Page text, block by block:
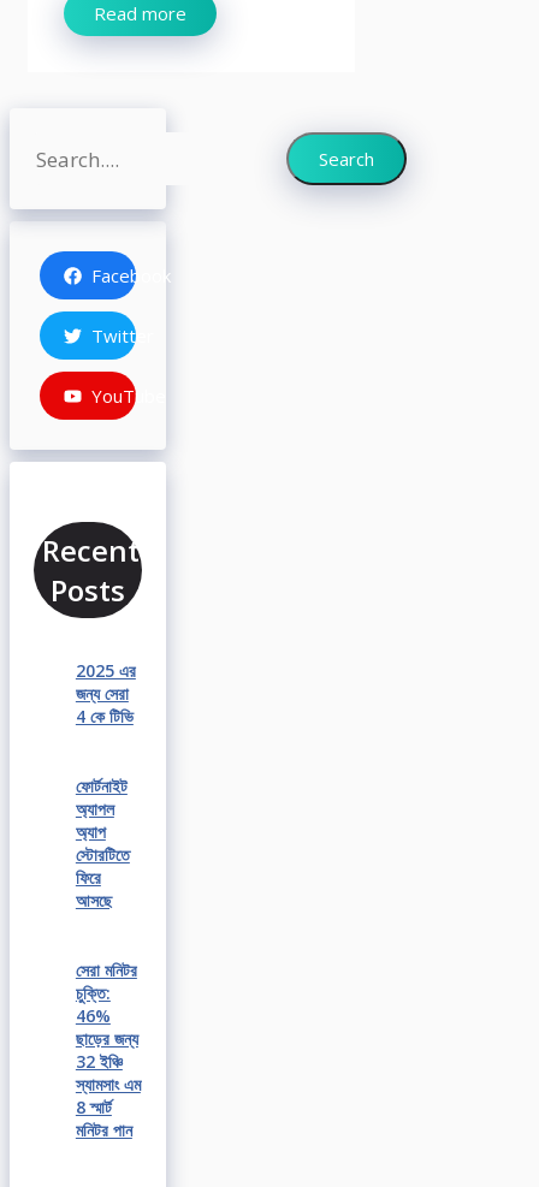
Read more
Search
Facebook
Twitter
YouTube
Recent
Posts
2025 এর
জন্য সেরা
4 কে টিভি
ফোর্টনাইট
অ্যাপল
অ্যাপ
স্টোরটিতে
ফিরে
আসছে
সেরা মনিটর
চুক্তি:
46%
ছাড়ের জন্য
32 ইঞ্চি
স্যামসাং এম
8 স্মার্ট
মনিটর পান